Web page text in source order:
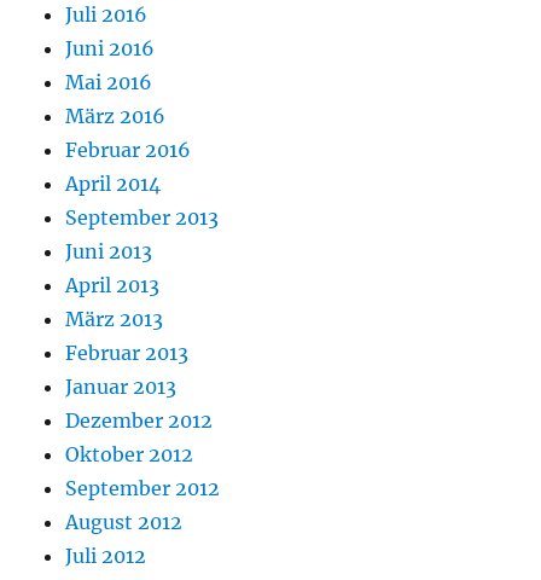
Juli 2016
Juni 2016
Mai 2016
März 2016
Februar 2016
April 2014
September 2013
Juni 2013
April 2013
März 2013
Februar 2013
Januar 2013
Dezember 2012
Oktober 2012
September 2012
August 2012
Juli 2012